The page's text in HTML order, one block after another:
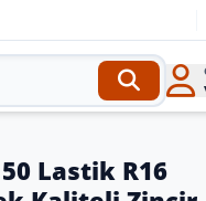
Lastik R16